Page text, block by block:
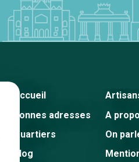
Accueil
Bonnes adresses
Quartiers
Blog
A
On